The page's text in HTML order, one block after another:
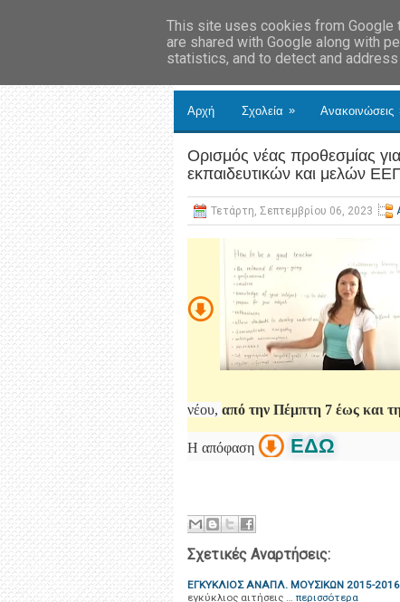
Αρχή Σχολεία » Ανακοινώσεις
Ορισμός νέας προθεσμίας
εκπαιδευτικών και μελών
Τετάρτη, Σεπτεμβρίου 06, 2023
νέου, από την Πέμπτη 7 έως και
Η απόφαση ΕΔΩ
Σχετικές Αναρτήσεις:
ΕΓΚΥΚΛΙΟΣ ΑΝΑΠΛ. ΜΟΥΣΙΚΩΝ 2015-2016
εγκύκλιος αιτήσεις … περισσότερα
This site uses cookies from Google
are shared with Google along with
statistics, and to detect and address